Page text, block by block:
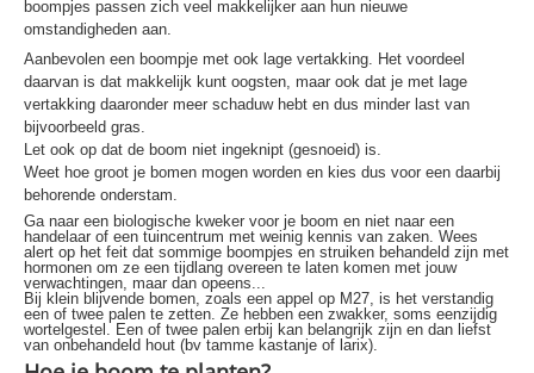
boompjes passen zich veel makkelijker aan hun nieuwe
omstandigheden aan.
Aanbevolen een boompje met ook lage vertakking. Het voordeel
daarvan is dat makkelijk kunt oogsten, maar ook dat je met lage
vertakking daaronder meer schaduw hebt en dus minder last van
bijvoorbeeld gras.
Let ook op dat de boom niet ingeknipt (gesnoeid) is.
Weet hoe groot je bomen mogen worden en kies dus voor een daarbij
behorende onderstam.
Ga naar een biologische kweker voor je boom en niet naar een
handelaar of een tuincentrum met weinig kennis van zaken. Wees
alert op het feit dat sommige boompjes en struiken behandeld zijn met
hormonen om ze een tijdlang overeen te laten komen met jouw
verwachtingen, maar dan opeens...
Bij klein blijvende bomen, zoals een appel op M27, is het verstandig
een of twee palen te zetten. Ze hebben een zwakker, soms eenzijdig
wortelgestel. Een of twee palen erbij kan belangrijk zijn en dan liefst
van onbehandeld hout (bv tamme kastanje of larix).